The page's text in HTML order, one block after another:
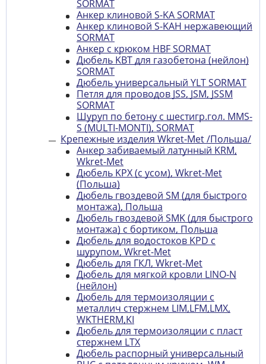
SORMAT
Анкер клиновой S-KA SORMAT
Анкер клиновой S-KAH нержавеющий
SORMAT
Анкер с крюком HBF SORMAT
Дюбель KBT для газобетона (нейлон)
SORMAT
Дюбель универсальный YLT SORMAT
Петля для проводов JSS, JSM, JSSM
SORMAT
Шуруп по бетону с шестигр.гол. MMS-
S (MULTI-MONTI), SORMAT
Крепежные изделия Wkret-Met /Польша/
Анкер забиваемый латунный KRM,
Wkret-Met
Дюбель KPX (c усом), Wkret-Met
(Польша)
Дюбель гвоздевой SM (для быстрого
монтажа), Польша
Дюбель гвоздевой SMK (для быстрого
монтажа) с бортиком, Польша
Дюбель для водостоков KPD с
шурупом, Wkret-Met
Дюбель для ГКЛ, Wkret-Met
Дюбель для мягкой кровли LINO-N
(нейлон)
Дюбель для термоизоляции с
металлич стержнем LIM,LFM,LMX,
WKTHERM,KI
Дюбель для термоизоляции с пласт
стержнем LTX
Дюбель распорный универсальный